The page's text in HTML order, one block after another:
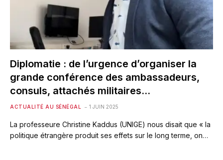
Diplomatie : de l’urgence d’organiser la
grande conférence des ambassadeurs,
consuls, attachés militaires…
ACTUALITÉ AU SÉNÉGAL 1 JUIN 2025
La professeure Christine Kaddus (UNIGE) nous disait que « la
politique étrangère produit ses effets sur le long terme, on…